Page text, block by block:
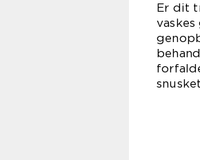
Er dit